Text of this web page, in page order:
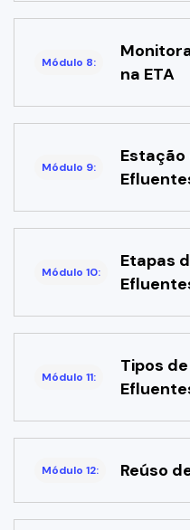
Módulo 8:
na ETA
Módulo 9:
Módulo 10:
Etapas
Módulo 11:
Tipos
Módulo 12: Reúso